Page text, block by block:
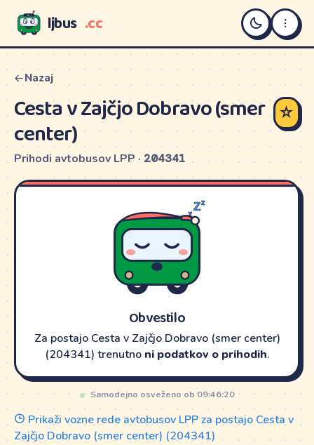
LJBUS ljbus .cc
Nazaj
Cesta v Zajčjo Dobravo (smer
center)
Prihodi avtobusov LPP · 204341
☆
Obvestilo
Za postajo Cesta v Zajčjo Dobravo (smer center)
(204341) trenutno ni podatkov o prihodih.
Samodejno osveženo ob 09:46:20
Prikaži vozne rede avtobusov LPP za postajo Cesta v
Zajčjo Dobravo (smer center) (204341)